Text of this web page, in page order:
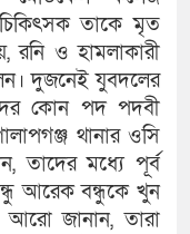
তাকে মৃত
রনি ও হামলাকারী
দুজনেই যুবদলের
কোন পদ পদবী
থানার ওসি
তাদের মধ্যে পূর্ব
আরেক বন্ধুকে খুন
আরো জানান, তারা